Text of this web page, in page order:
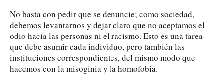
No basta con pedir que se denuncie; como sociedad,
debemos levantarnos y dejar claro que no aceptamos el
odio hacia las personas ni el racismo. Esto es una tarea
que debe asumir cada individuo, pero también las
instituciones correspondientes, del mismo modo que
hacemos con la misoginia y la homofobia.